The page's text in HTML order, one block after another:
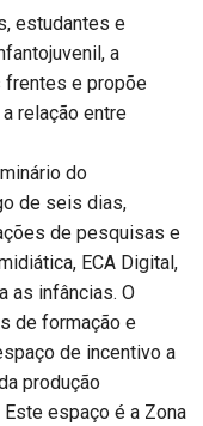
estudantes e
a
frentes e propõe
relação entre
do
de seis dias,
de pesquisas e
ECA Digital,
as infâncias. O
de formação e
de incentivo a
produção
espaço é a Zona